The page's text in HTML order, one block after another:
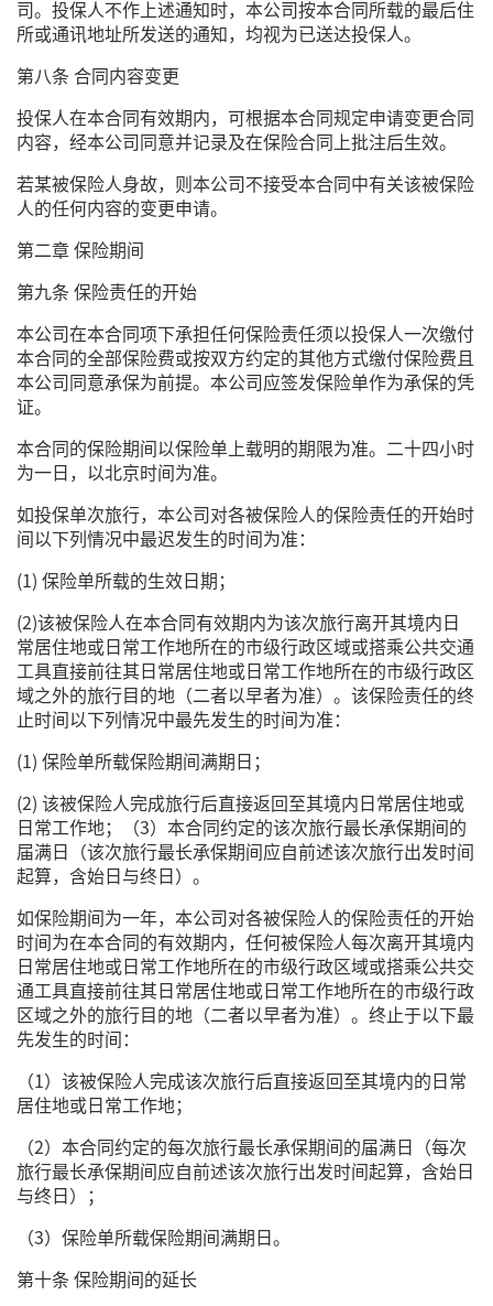
司。投保人不作上述通知时，本公司按本合同所载的最后住
所或通讯地址所发送的通知，均视为已送达投保人。
第八条 合同内容变更
投保人在本合同有效期内，可根据本合同规定申请变更合同
内容，经本公司同意并记录及在保险合同上批注后生效。
若某被保险人身故，则本公司不接受本合同中有关该被保险
人的任何内容的变更申请。
第二章 保险期间
第九条 保险责任的开始
本公司在本合同项下承担任何保险责任须以投保人一次缴付
本合同的全部保险费或按双方约定的其他方式缴付保险费且
本公司同意承保为前提。本公司应签发保险单作为承保的凭
证。
本合同的保险期间以保险单上载明的期限为准。二十四小时
为一日，以北京时间为准。
如投保单次旅行，本公司对各被保险人的保险责任的开始时
间以下列情况中最迟发生的时间为准：
(1) 保险单所载的生效日期；
(2)该被保险人在本合同有效期内为该次旅行离开其境内日
常居住地或日常工作地所在的市级行政区域或搭乘公共交通
工具直接前往其日常居住地或日常工作地所在的市级行政区
域之外的旅行目的地（二者以早者为准）。该保险责任的终
止时间以下列情况中最先发生的时间为准：
(1) 保险单所载保险期间满期日；
(2) 该被保险人完成旅行后直接返回至其境内日常居住地或
日常工作地；（3）本合同约定的该次旅行最长承保期间的
届满日（该次旅行最长承保期间应自前述该次旅行出发时间
起算，含始日与终日）。
如保险期间为一年，本公司对各被保险人的保险责任的开始
时间为在本合同的有效期内，任何被保险人每次离开其境内
日常居住地或日常工作地所在的市级行政区域或搭乘公共交
通工具直接前往其日常居住地或日常工作地所在的市级行政
区域之外的旅行目的地（二者以早者为准）。终止于以下最
先发生的时间：
（1）该被保险人完成该次旅行后直接返回至其境内的日常
居住地或日常工作地；
（2）本合同约定的每次旅行最长承保期间的届满日（每次
旅行最长承保期间应自前述该次旅行出发时间起算，含始日
与终日）；
（3）保险单所载保险期间满期日。
第十条 保险期间的延长